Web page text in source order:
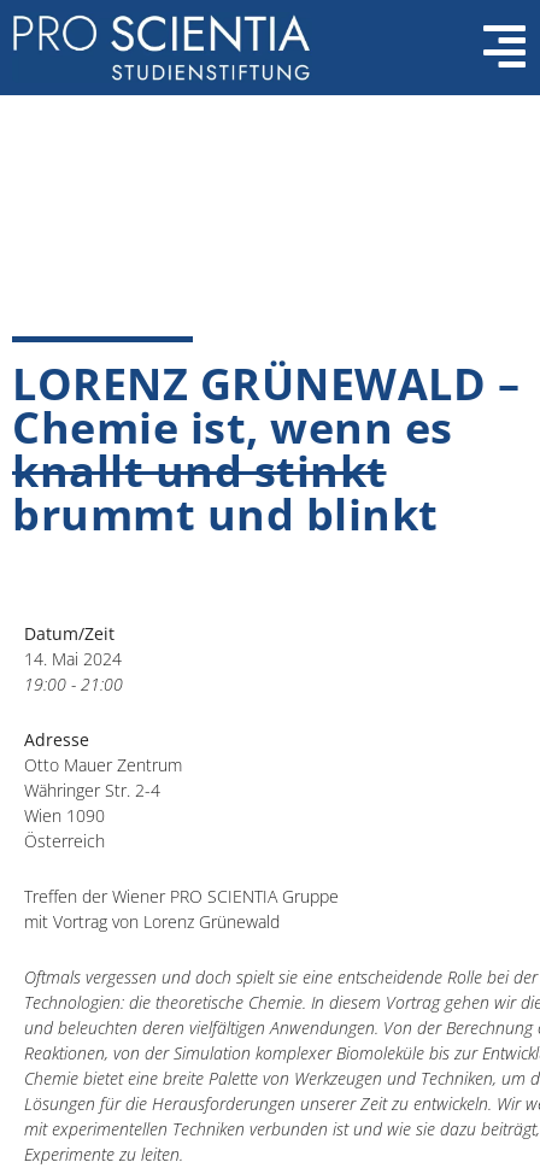
LORENZ GRÜNEWALD –
Chemie ist, wenn es
knallt und stinkt
brummt und blinkt
Datum/Zeit
14. Mai 2024
19:00 - 21:00
Adresse
Otto Mauer Zentrum
Währinger Str. 2-4
Wien 1090
Österreich
Treffen der Wiener PRO SCIENTIA Gruppe
mit Vortrag von Lorenz Grünewald
Oftmals vergessen und doch spielt sie eine entscheidende Rolle bei
Technologien: die theoretische Chemie. In diesem Vortrag gehen wir
und beleuchten deren vielfältigen Anwendungen. Von der
Reaktionen, von der Simulation komplexer Biomoleküle bis zur
Chemie bietet eine breite Palette von Werkzeugen und Techniken,
Lösungen für die Herausforderungen unserer Zeit zu entwickeln. Wir
mit experimentellen Techniken verbunden ist und wie sie dazu
Experimente zu leiten.